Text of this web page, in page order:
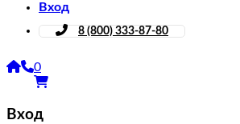
Вход
8 (800) 333-87-80
0
Вход